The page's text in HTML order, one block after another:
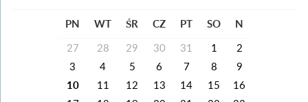
PN WT ŚR CZ PT SO N
27 28 29 30 31 1
2
3
4 5 6 7 8 9
10 11 12 13 14 15
16